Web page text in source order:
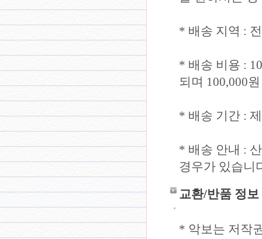
* 배송 지역 :
* 배송 비용 :
되며 100,000
* 배송 기간 :
* 배송 안내 :
경우가 있습니
교환/반품 정보
* 악보는 저작